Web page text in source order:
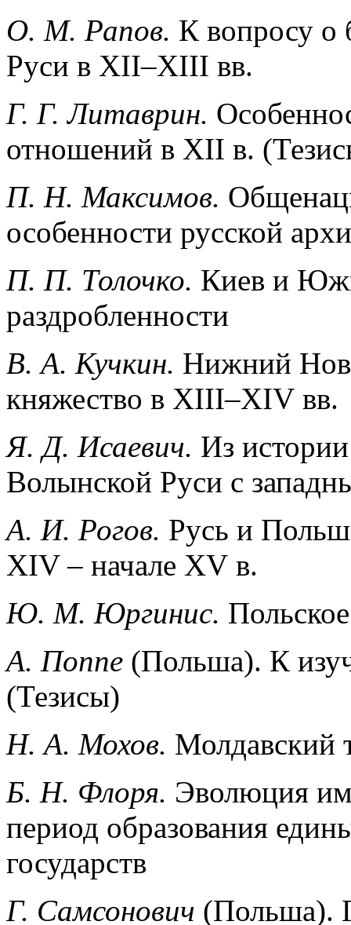
О. М. Рапов. К вопросу о
Руси в XII–XIII вв.
Г. Г. Литаврин.
отношений в XII в.
П. Н. Максимов.
особенности русской
П. П. Толочко. Киев и
раздробленности
В. А. Кучкин. Нижний
княжество в XIII–XIV вв.
Я. Д. Исаевич. Из
Волынской Руси с
А. И. Рогов. Русь и
XIV – начале XV в.
Ю. М. Юргинис.
А. Поппе (Польша). К
(Тезисы)
Н. А. Мохов. Молдавский
Б. Н. Флоря. Эволюция
период образования
государств
Г. Самсонович (Польша).